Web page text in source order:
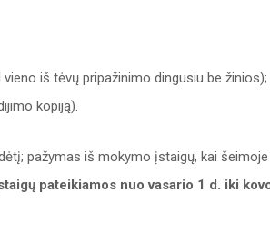
iš tėvų pripažinimo dingusiu be žinios);
kopiją).
pažymas iš mokymo įstaigų, kai šeimoje
pateikiamos nuo vasario 1 d. iki